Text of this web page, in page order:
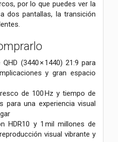
por lo que puedes ver la
dos pantallas, la transición
(3440 × 1440) 21:9 para
y gran espacio
de 100 Hz y tiempo de
para una experiencia visual
HDR10 y 1 mil millones de
visual vibrante y